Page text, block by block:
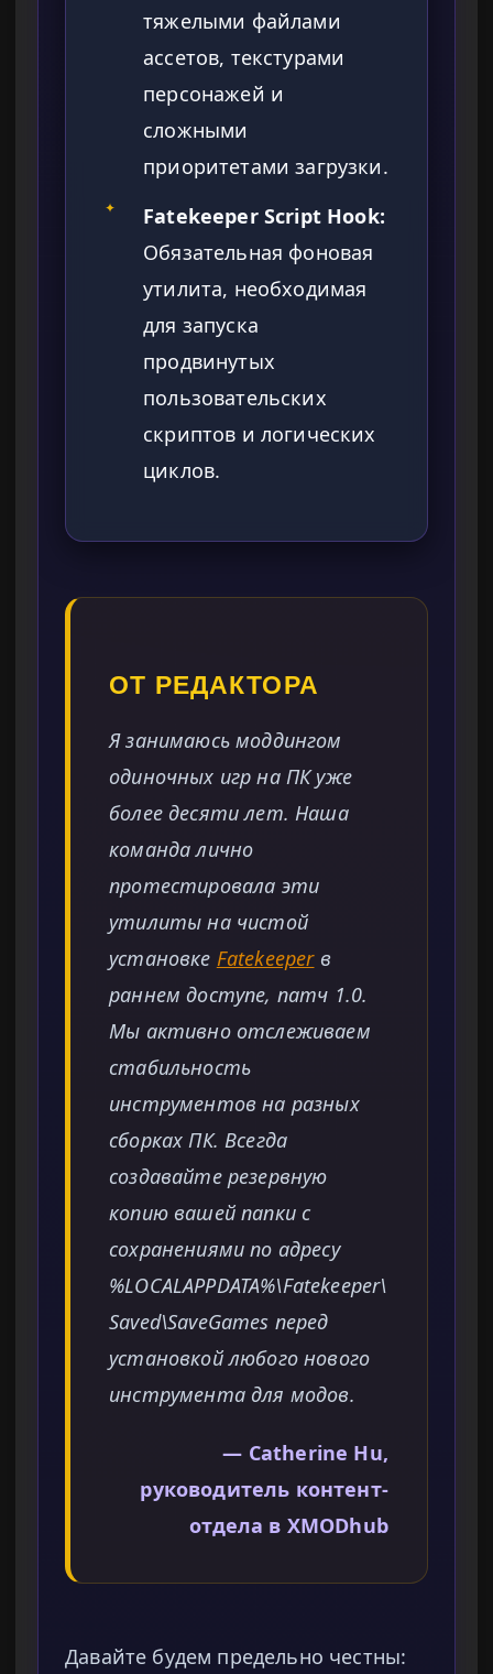
тяжелыми файлами
ассетов, текстурами
персонажей и
сложными
приоритетами загрузки.
✦
Fatekeeper Script Hook:
Обязательная фоновая
утилита, необходимая
для запуска
продвинутых
пользовательских
скриптов и логических
циклов.
ОТ РЕДАКТОРА
Я занимаюсь моддингом
одиночных игр на ПК уже
более десяти лет. Наша
команда лично
протестировала эти
утилиты на чистой
установке Fatekeeperв
раннем доступе, патч 1.0.
Мы активно отслеживаем
стабильность
инструментов на разных
сборках ПК. Всегда
создавайте резервную
копию вашей папки с
сохранениями по адресу
%LOCALAPPDATA%\Fatekeeper\
Saved\SaveGames перед
установкой любого нового
инструмента для модов.
— Catherine Hu,
руководитель контент-
отдела в XMODhub
Давайте будем предельно честны: